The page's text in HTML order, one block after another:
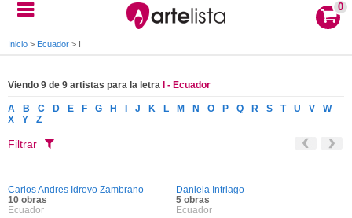
0
Inicio > Ecuador > I
Viendo 9 de 9 artistas para la letra I - Ecuador
A B C D E F G H J K L M N O P Q R S T U V
W
X
Y Z
Filtrar
Carlos Andres Idrovo Zambrano
10 obras
Ecuador
Daniela Intriago
5 obras
Ecuador